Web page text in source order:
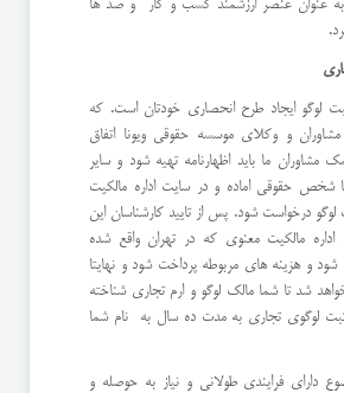
به عنوان عنصر ارزشمند کسب و کار و صد ها
ثبت لوگو ایجاد طرح انحصاری خودتان است. که
و وکلای موسسه حقوقی ویونا اتفاق
مشاوران ما باید اظهارنامه تهیه شود و سایر
حقوقی اماده و در سایت اداره مالکیت
درخواست شود. پس از تایید کارشناسان این
اداره مالکیت معنوی که در تهران واقع شده
شود و هزینه های مربوطه پرداخت شود و نهایتا
شد تا شما مالک لوگو و ارم تجاری شناخته
ثبت لوگوی تجاری به مدت ده سال به نام شما
دارای فرایندی طولانی و نیاز به حوصله و